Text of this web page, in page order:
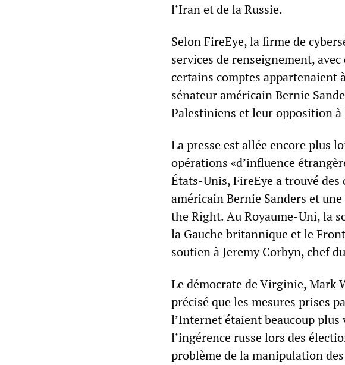
l’Iran et de la Russie.
Selon FireEye, la firme de
services de renseignement,
certains comptes appartenaient
sénateur américain Bernie
Palestiniens et leur opposition à
La presse est allée encore plus
opérations «d’influence
États-Unis, FireEye a trouvé
américain Bernie Sanders et
the Right. Au Royaume-Uni, la
la Gauche britannique et le
soutien à Jeremy Corbyn, chef
Le démocrate de Virginie, Mark
précisé que les mesures prises
l’Internet étaient beaucoup
l’ingérence russe lors des
problème de la manipulation